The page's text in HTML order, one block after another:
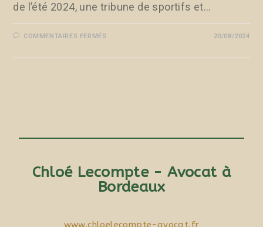
de l’été 2024, une tribune de sportifs et…
COMMENTAIRES FERMÉS 20/08/2024
Chloé Lecompte - Avocat à
Bordeaux
www.chloelecompte-avocat.fr